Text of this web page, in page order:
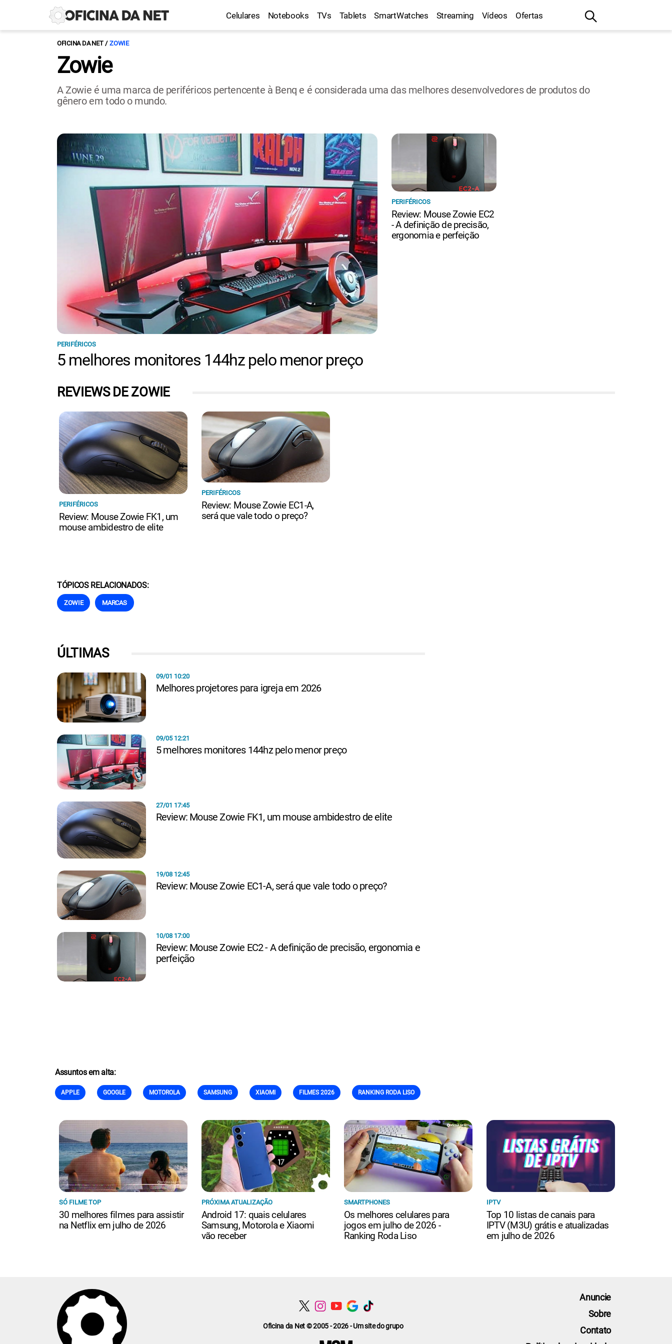
Celulares Notebooks TVs Tablets SmartWatches Streaming Vídeos Ofertas
OFICINA DA NET ZOWIE
Zowie
A Zowie é uma marca de periféricos pertencente à Benq e é considerada uma das melhores desenvolvedores de produtos do
gênero em todo o mundo.
PERIFÉRICOS
5 melhores monitores 144hz pelo menor preço
PERIFÉRICOS
Review: Mouse Zowie EC2
- A definição de precisão,
ergonomia e perfeição
REVIEWS DE ZOWIE
PERIFÉRICOS
Review: Mouse Zowie FK1, um
mouse ambidestro de elite
PERIFÉRICOS
Review: Mouse Zowie EC1-A,
será que vale todo o preço?
TÓPICOS RELACIONADOS:
ZOWIE MARCAS
ÚLTIMAS
09/01 10:20
Melhores projetores para igreja em 2026
09/05 12:21
5 melhores monitores 144hz pelo menor preço
27/01 17:45
Review: Mouse Zowie FK1, um mouse ambidestro de elite
19/08 12:45
Review: Mouse Zowie EC1-A, será que vale todo o preço?
10/08 17:00
Review: Mouse Zowie EC2 - A definição de precisão, ergonomia e
perfeição
Assuntos em alta:
APPLE GOOGLE MOTOROLA SAMSUNG XIAOMI FILMES 2026 RANKING RODA LISO
SÓ FILME TOP
30 melhores filmes para assistir
na Netflix em julho de 2026
PRÓXIMA ATUALIZAÇÃO
Android 17: quais celulares
Samsung, Motorola e Xiaomi
vão receber
SMARTPHONES
Os melhores celulares para
jogos em julho de 2026 -
Ranking Roda Liso
IPTV
Top 10 listas de canais para
IPTV (M3U) grátis e atualizadas
em julho de 2026
Oficina da Net © 2005 - 2026 - Um site do grupo
Anuncie
Sobre
Contato